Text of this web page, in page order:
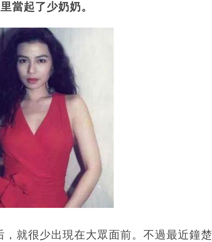
當起了少奶奶。
就很少出現在大眾面前。不過最近鐘楚